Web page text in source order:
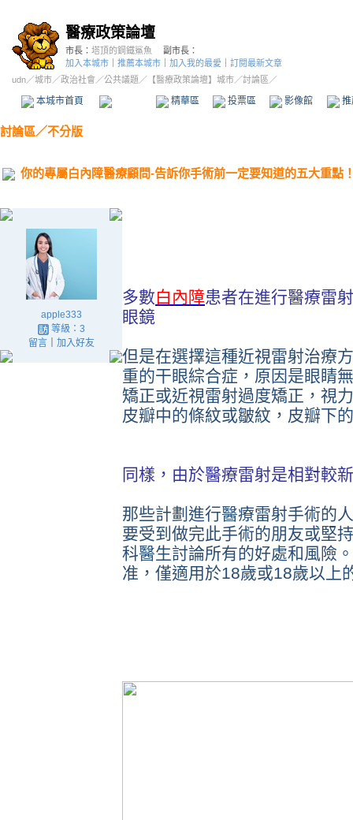
醫療政策論壇
市長： 塔頂的鋼鐵鯊魚
副市長：
加入本城市
推薦本城市 加入我的最愛
訂閱最新文章
udn／城市／政治社會 ／公共議題 ／ 【醫療政策論壇】城市／討論區／
本城市首頁 精華區 投票區 影像館
討論區／不分版
你的專屬白內障醫療顧問-告訴你手術前一定要知道的五大重點
apple333
等級：3
留言｜ 加入好友
多數白 內障患者在進行醫療雷
眼鏡
但是在選擇這種近視雷射治療
重的干眼綜合症，原因是眼睛
矯正或近視雷射過度矯正，視
皮瓣中的條紋或皺紋，皮瓣下
同樣，由於醫療雷射是相對較
那些計劃進行醫療雷射手術的
要受到做完此手術的朋友或堅
科醫生討論所有的好處和風險
准，僅適用於18歲或18歲以上